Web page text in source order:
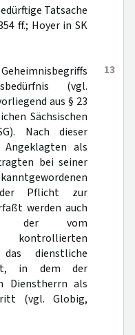
Tatsache
ff.; Hoyer in SK
13
(vgl.
aus § 23
Sächsischen
Nach dieser
als
bei seiner
der Pflicht zur
werden auch
der vom
kontrollierten
dienstliche
in dem der
Dienstherrn als
(vgl. Globig,